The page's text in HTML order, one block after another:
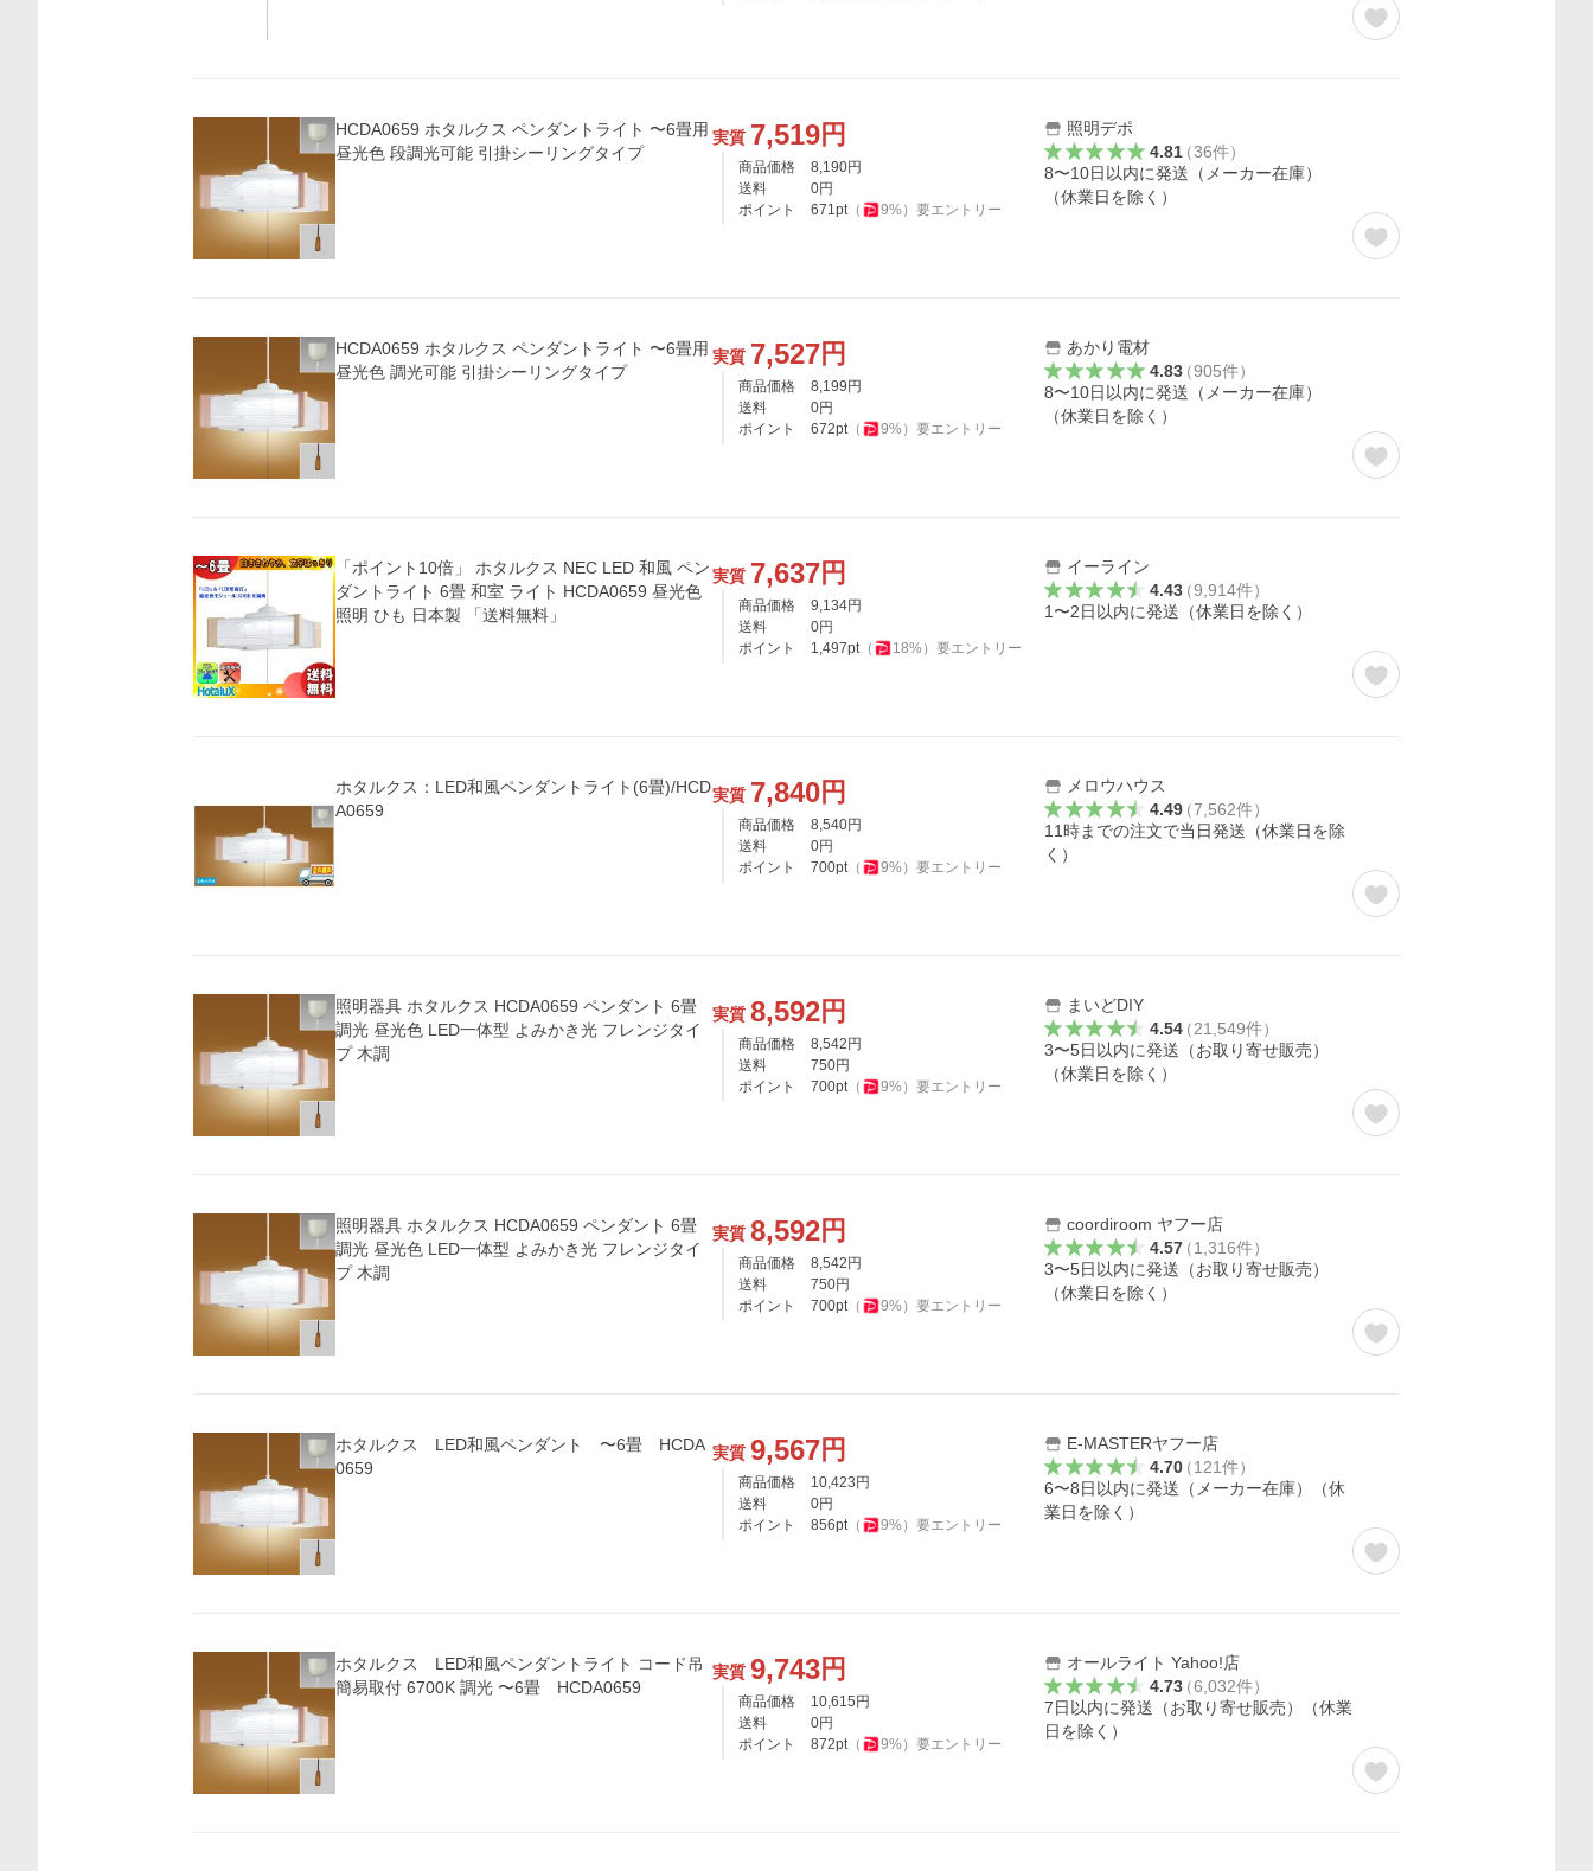
HCDA0659 ホタルクス ペンダントライト 〜6畳用
昼光色 段調光可能 引掛シーリングタイプ
実質 7,519円
商品価格 8,190円
送料
0円
ポイント
671pt（ 9%） 要エントリー
照明デポ
4.81（36件）
8〜10日以内に発送（メーカー在庫）
（休業日を除く）
HCDA0659 ホタルクス ペンダントライト 〜6畳用
昼光色 調光可能 引掛シーリングタイプ
実質 7,527円
商品価格 8,199 円
送料
0円
ポイント
672pt（ 9%） 要エントリー
あかり電材
4.83（905件）
8〜10日以内に発送（メーカー在庫）
（休業日を除く）
「ポイント10倍」 ホタルクス NEC LED 和風 ペン
ダントライト 6畳 和室 ライト HCDA0659 昼光色
照明 ひも 日本製 「送料無料」
実質 7,637円
商品価格 9,134円
送料
0円
ポイント
1,497pt（ 18%） 要エントリー
イーライン
4.43（9,914件）
1〜2日以内に発送（休業日を除く）
ホタルクス：LED和風ペンダントライト(6畳)/HCD
A0659
実質 7,840円
商品価格 8,540円
送料
0円
ポイント
700pt（ 9%） 要エントリー
メロウハウス
4.49（7,562件）
11時までの注文で当日発送（休業日を除
く）
照明器具 ホタルクス HCDA0659 ペンダント 6畳
調光 昼光色 LED一体型 よみかき光 フレンジタイ
プ 木調
実質 8,592円
商品価格 8,542 円
送料
750円
ポイント
700pt（ 9%） 要エントリー
まいどDIY
4.54（21,549件）
3〜5日以内に発送（お取り寄せ販売）
（休業日を除く）
照明器具 ホタルクス HCDA0659 ペンダント 6畳
調光 昼光色 LED一体型 よみかき光 フレンジタイ
プ 木調
実質 8,592円
商品価格 8,542 円
送料
750円
ポイント
700pt（ 9%） 要エントリー
coordiroom ヤフー店
4.57（1,316件）
3〜5日以内に発送（お取り寄せ販売）
（休業日を除く）
ホタルクス LED和風ペンダント 〜6畳 HCDA
0659
実質 9,567円
商品価格 10,423 円
送料
0円
ポイント
856pt（ 9%） 要エントリー
E-MASTERヤフー店
4.70（121件）
6〜8日以内に発送（メーカー在庫）（休
業日を除く）
ホタルクス LED和風ペンダントライト コード吊
簡易取付 6700K 調光 〜6畳 HCDA0659
実質 9,743円
商品価格 10,615 円
送料
0円
ポイント
872pt（ 9%） 要エントリー
オールライト Yahoo!店
4.73（6,032件）
7日以内に発送（お取り寄せ販売）（休業
日を除く）